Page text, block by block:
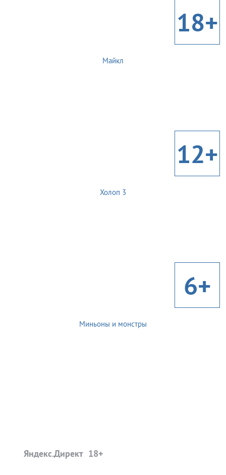
18+
Майкл
12+
Холоп 3
6+
Миньоны и монстры
Яндекс.Директ